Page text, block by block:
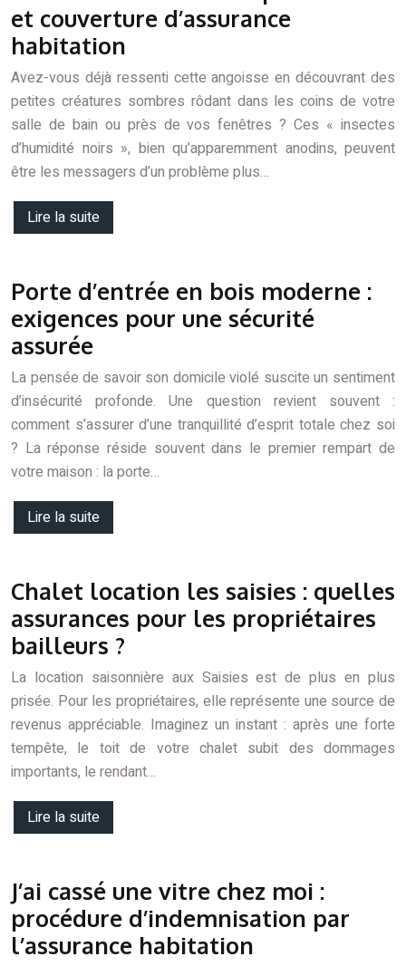
et couverture d’assurance
habitation
Avez-vous déjà ressenti cette angoisse en découvrant des
petites créatures sombres rôdant dans les coins de votre
salle de bain ou près de vos fenêtres ? Ces « insectes
d’humidité noirs », bien qu’apparemment anodins, peuvent
être les messagers d’un problème plus…
Lire la suite
Porte d’entrée en bois moderne :
exigences pour une sécurité
assurée
La pensée de savoir son domicile violé suscite un sentiment
d’insécurité profonde. Une question revient souvent :
comment s’assurer d’une tranquillité d’esprit totale chez soi
? La réponse réside souvent dans le premier rempart de
votre maison : la porte…
Lire la suite
Chalet location les saisies : quelles
assurances pour les propriétaires
bailleurs ?
La location saisonnière aux Saisies est de plus en plus
prisée. Pour les propriétaires, elle représente une source de
revenus appréciable. Imaginez un instant : après une forte
tempête, le toit de votre chalet subit des dommages
importants, le rendant…
Lire la suite
J’ai cassé une vitre chez moi :
procédure d’indemnisation par
l’assurance habitation